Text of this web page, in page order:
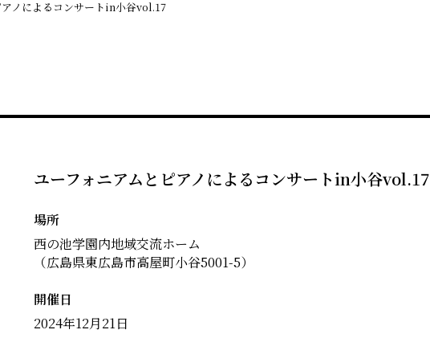
ノによるコンサートin小谷vol.17
ユーフォニアムとピアノによるコンサートin小谷vol.17
場所
西の池学園内地域交流ホーム
（広島県東広島市高屋町小谷5001-5）
開催日
2024年12月21日